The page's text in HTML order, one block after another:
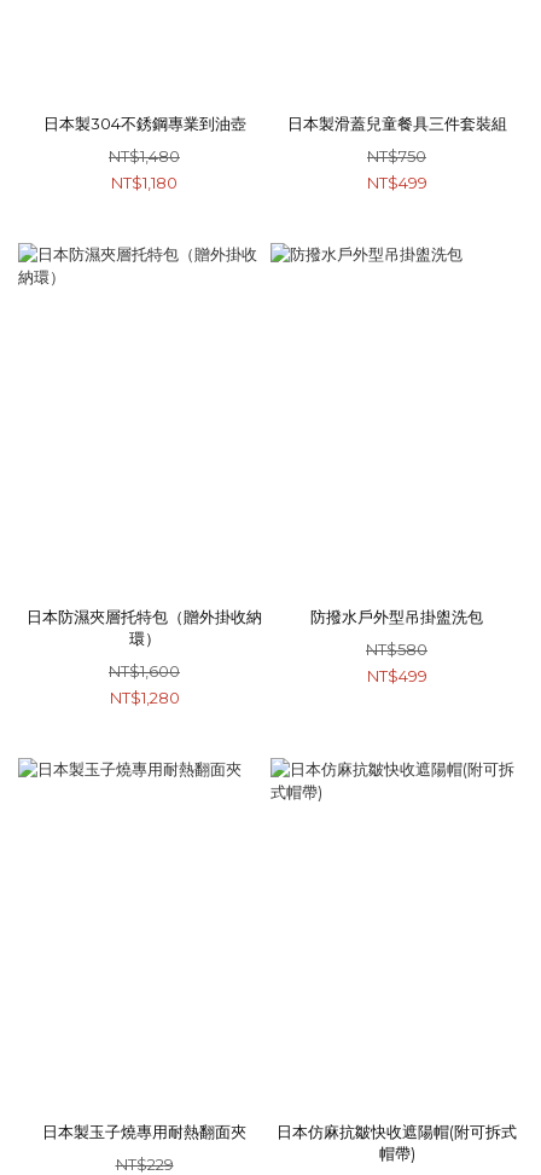
日本製304不銹鋼專業到油壺
NT$1,480
NT$1,180
日本製滑蓋兒童餐具三件套裝組
NT$750
NT$499
日本防濕夾層托特包（贈外掛收納
環）
NT$1,600
NT$1,280
防撥水戶外型吊掛盥洗包
NT$580
NT$499
日本製玉子燒專用耐熱翻面夾
NT$229
日本仿麻抗皺快收遮陽帽(附可拆式
帽帶)